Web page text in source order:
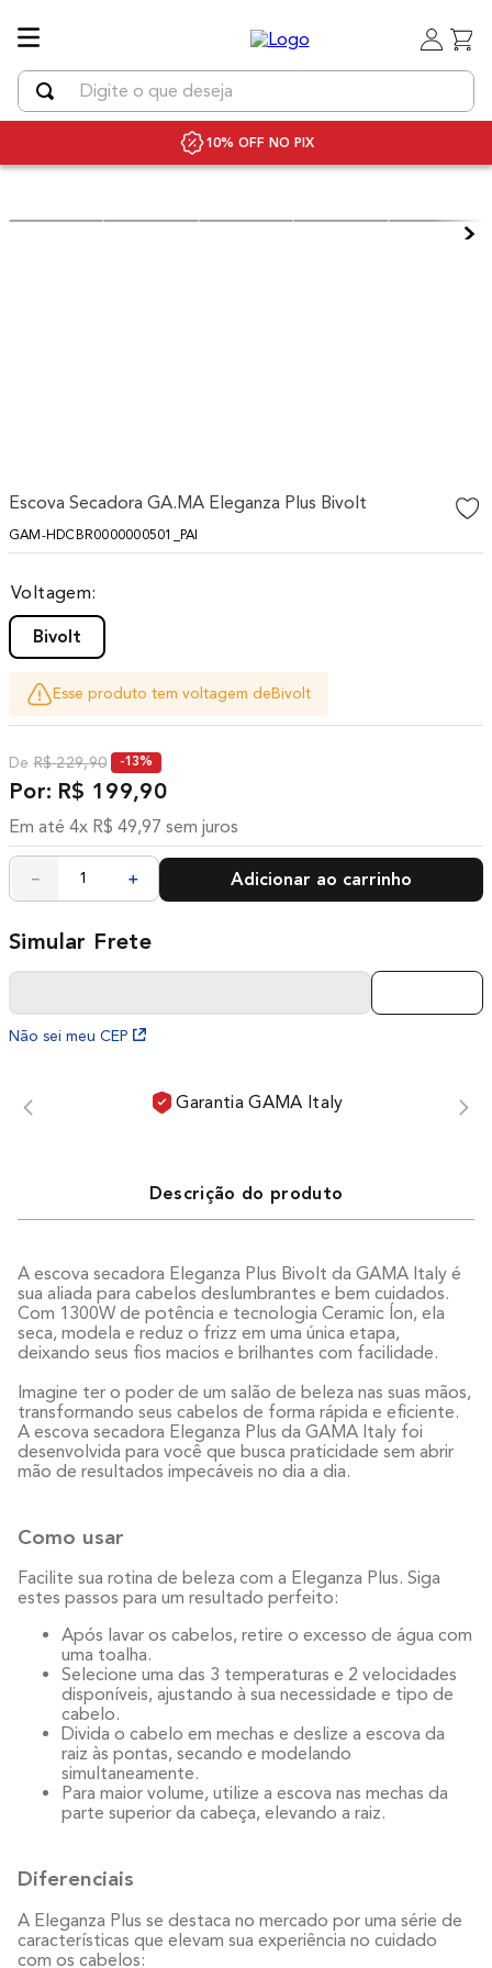
Digite o que deseja
10% OFF NO PIX
Escova Secadora GA.MA Eleganza Plus Bivolt
GAM-HDCBR0000000501_PAI
Voltagem
Bivolt
Esse produto tem voltagem deBivolt
R$ 229,90 -13%
R$ 199,90
Em até 4x R$ 49,97 sem juros
＋
－ Adicionar ao carrinho
Não sei meu CEP
Garantia GAMA Italy
Descrição do produto
A escova secadora Eleganza Plus Bivolt da GAMA Italy é
sua aliada para cabelos deslumbrantes e bem cuidados.
Com 1300W de potência e tecnologia Ceramic Íon, ela
seca, modela e reduz o frizz em uma única etapa,
deixando seus fios macios e brilhantes com facilidade.
Imagine ter o poder de um salão de beleza nas suas mãos,
transformando seus cabelos de forma rápida e eficiente.
A escova secadora Eleganza Plus da GAMA Italy foi
desenvolvida para você que busca praticidade sem abrir
mão de resultados impecáveis no dia a dia.
Como usar
Facilite sua rotina de beleza com a Eleganza Plus. Siga
estes passos para um resultado perfeito:
Após lavar os cabelos, retire o excesso de água com
uma toalha.
Selecione uma das 3 temperaturas e 2 velocidades
disponíveis, ajustando à sua necessidade e tipo de
cabelo.
Divida o cabelo em mechas e deslize a escova da
raiz às pontas, secando e modelando
simultaneamente.
Para maior volume, utilize a escova nas mechas da
parte superior da cabeça, elevando a raiz.
Diferenciais
A Eleganza Plus se destaca no mercado por uma série de
características que elevam sua experiência no cuidado
com os cabelos:
TERMOS MAIS BUSCADOS
1º
uniq
10º difusor